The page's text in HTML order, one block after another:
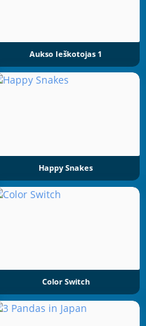
Aukso Ieškotojas 1
Happy Snakes
Color Switch